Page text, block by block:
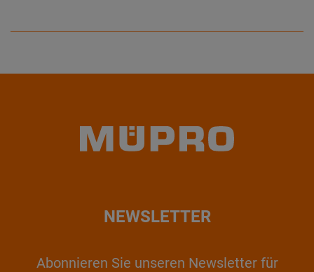
NEWSLETTER
Abonnieren Sie unseren Newsletter für